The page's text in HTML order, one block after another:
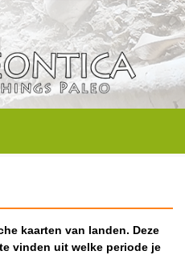
kaarten van landen. Deze
vinden uit welke periode je